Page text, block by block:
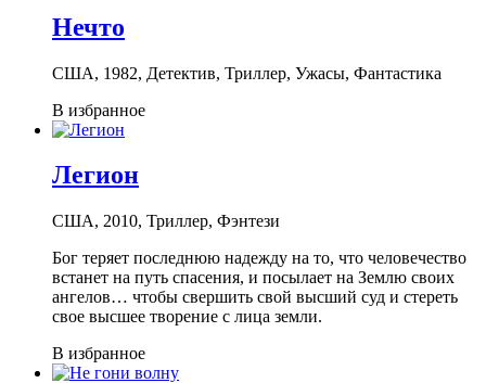
Нечто
США, 1982, Детектив, Триллер, Ужасы, Фантастика
В избранное
Легион
США, 2010, Триллер, Фэнтези
Бог теряет последнюю надежду на то, что человечество
встанет на путь спасения, и посылает на Землю своих
ангелов… чтобы свершить свой высший суд и стереть
свое высшее творение с лица земли.
В избранное